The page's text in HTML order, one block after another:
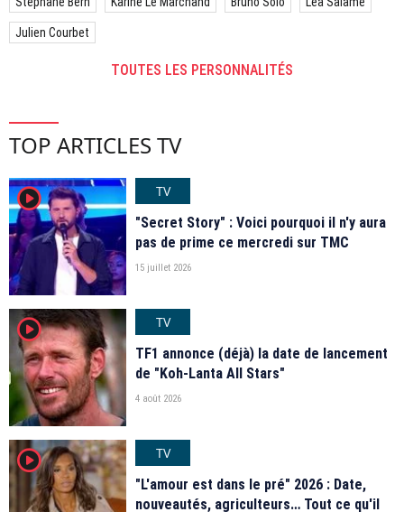
Julien Courbet
TOUTES LES PERSONNALITÉS
TOP ARTICLES TV
player2
TV
"Secret Story" : Voici pourquoi il n'y aura
pas de prime ce mercredi sur TMC
15 juillet 2026
player2
TV
TF1 annonce (déjà) la date de lancement
de "Koh-Lanta All Stars"
4 août 2026
player2
TV
"L'amour est dans le pré" 2026 : Date,
nouveautés, agriculteurs… Tout ce qu'il